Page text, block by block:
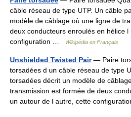
câble réseau de type UTP. Un câble
modèle de câblage où une ligne de
deux conducteurs enroulés en hélice
configuration …
Wikipédia en Français
Unshielded Twisted Pair— Paire
torsadées d un câble réseau de type
torsadées décrit un modèle de
transmission est formée de deux
un autour de l autre, cette